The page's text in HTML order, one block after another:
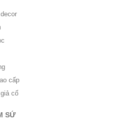
cấp
cổ
SỨ